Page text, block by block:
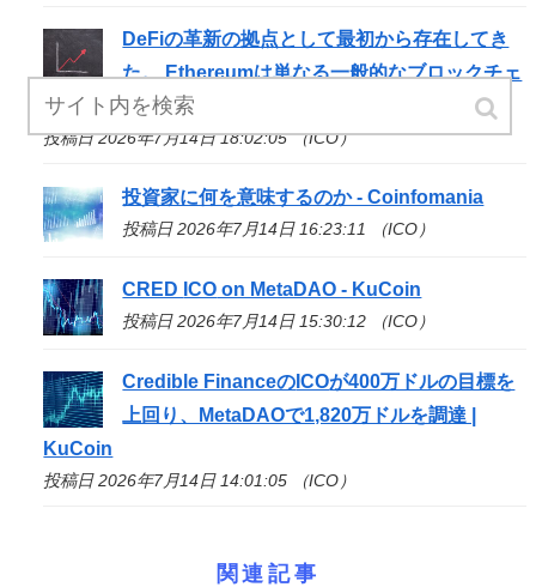
DeFiの革新の拠点として最初から存在してき
た。 Ethereumは単なる一般的なブロックチェ
ーンでは
投稿日 2026年7月14日 18:02:05 （ICO）
投資家に何を意味するのか - Coinfomania
投稿日 2026年7月14日 16:23:11 （ICO）
CRED ICO on MetaDAO - KuCoin
投稿日 2026年7月14日 15:30:12 （ICO）
Credible Financeの ICOが400万ドルの目標を
上回り、MetaDAOで1,820万ドルを調達 |
KuCoin
投稿日 2026年7月14日 14:01:05 （ICO）
関連記事